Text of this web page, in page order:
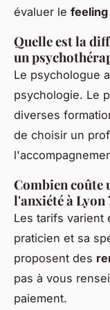
évaluer le
Quelle est la
un
Le psychologue
psychologie. Le
diverses
de choisir un
Combien coûte
l'anxiété à Lyon
Les tarifs varient
praticien et sa
proposent des
pas à vous
paiement.